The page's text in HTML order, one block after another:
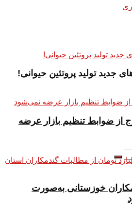
جدید تولید پروتئین حیوانی!
از ضوابط تنظیم بازار عرضه
خوزستانی به‌صورت